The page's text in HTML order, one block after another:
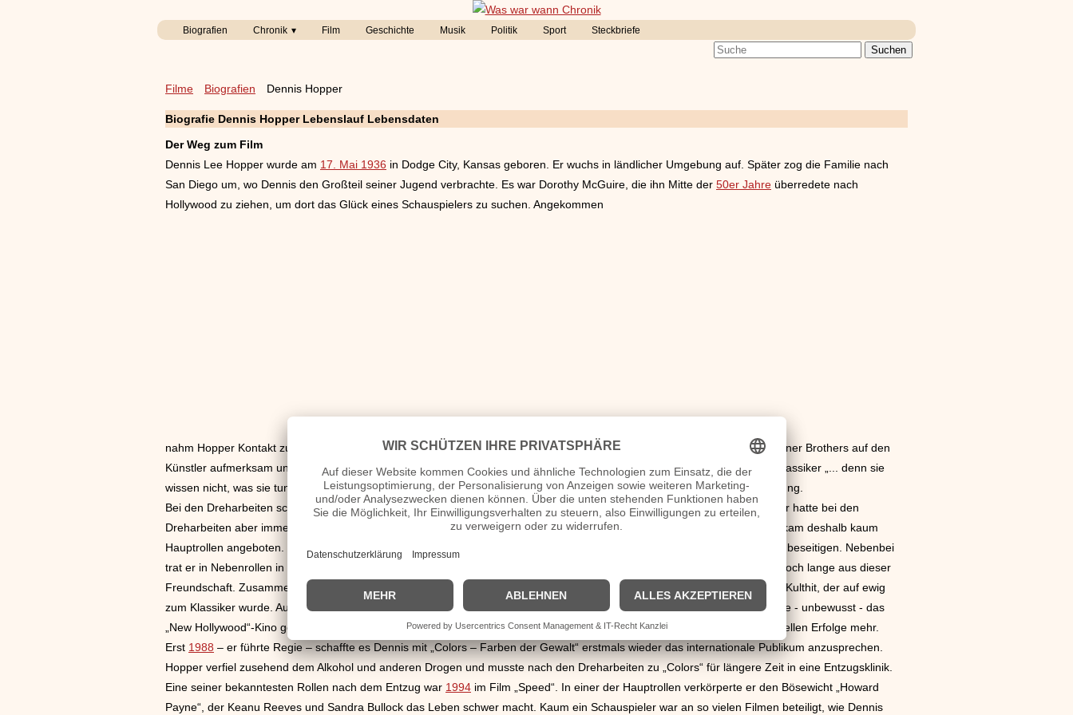
Biografien Chronik Film Geschichte Musik Politik Sport Steckbriefe
Filme Biografien Dennis Hopper
Biografie Dennis Hopper Lebenslauf Lebensdaten
Der Weg zum Film
Dennis Lee Hopper wurde am 17. Mai 1936 in Dodge City, Kansas geboren. Er wuchs in ländlicher Umgebung auf. Später zog die Familie nach
San Diego um, wo Dennis den Großteil seiner Jugend verbrachte. Es war Dorothy McGuire, die ihn Mitte der 50er Jahre überredete nach
Hollywood zu ziehen, um dort das Glück eines Schauspielers zu suchen. Angekommen
nahm Hopper Kontakt zu verschiedenen Filmgesellschaften auf und hatte Auftritte imFernsehen
. Zu dieser Zeit wurde Warner Brothers auf den
Künstler aufmerksam und nahm ihn unter Vertrag. Er hatte Glück denn es wurden gerade Darsteller für dieJames-Dean
-Klassiker „... denn sie
wissen nicht, was sie tun“ und „Giganten“ gesucht. Er schaffte es in beide Filme und erlangte erstmals nationale Anerkennung.
Bei den Dreharbeiten schließt Hopper Freundschaft mit Dean - der ihm später die ein oder andere Rolle vermittelte. Hopper hatte bei den
Dreharbeiten aber immer den Drang, seine ganz eigene Interpretation der Rolle zu spielen. Er galt als unbelehrbar und bekam deshalb kaum
Hauptrollen angeboten. Er besuchte die Schauspielschule „The Actors Studio“, um diese Mängel in der Schauspielkunst zu beseitigen. Nebenbei
trat er in Nebenrollen in Westerfilmen und B-Movies auf. Er hatte das Glück
kennen zu lernen und profitierte noch lange aus dieser
Freundschaft. Zusammen drehten sie
das Roadmovie „Easy Rider“. Mit nur 400.000 Dollar schufen die beiden einen Kulthit, der auf ewig
zum Klassiker wurde. Auch der Titelsong „Born to be Wild“ genoss weltweite Verbreitung. Mit Hilfe von Jack Nicholson wurde - unbewusst - das
„New Hollywood“-Kino geschaffen. Hopper galt weiterhin als Exzentriker und feierte bis in die späten 90-er keine kommerziellen Erfolge mehr.
Erst 1988 – er führte Regie – schaffte es Dennis mit „Colors – Farben der Gewalt“ erstmals wieder das internationale Publikum anzusprechen.
Hopper verfiel zusehend dem Alkohol und anderen Drogen und musste nach den Dreharbeiten zu „Colors“ für längere Zeit in eine Entzugsklinik.
Eine seiner bekanntesten Rollen nach dem Entzug war 1994 im Film „Speed“. In einer der Hauptrollen verkörperte er den Bösewicht „Howard
Payne“, der Keanu Reeves und Sandra Bullock das Leben schwer macht. Kaum ein Schauspieler war an so vielen Filmen beteiligt, wie Dennis